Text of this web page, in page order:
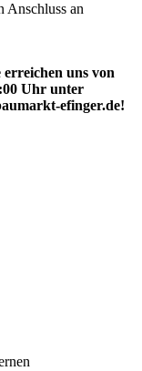
Anschluss an
erreichen uns von
Uhr unter
efinger.de!